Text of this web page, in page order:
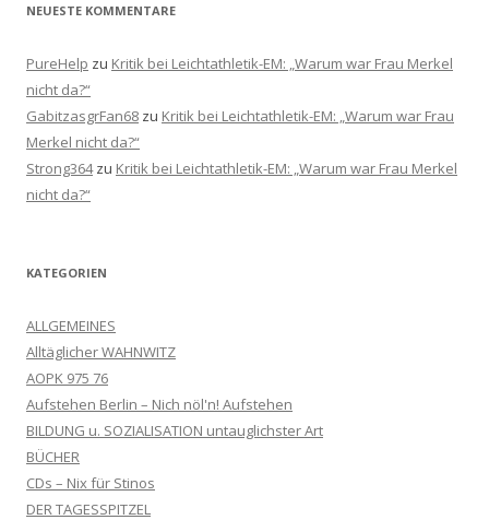
NEUESTE KOMMENTARE
PureHelp zu Kritik bei Leichtathletik-EM: „Warum war Frau Merkel
nicht da?“
GabitzasgrFan68 zu Kritik bei Leichtathletik-EM: „Warum war Frau
Merkel nicht da?“
Strong364zu Kritik bei Leichtathletik-EM: „Warum war Frau Merkel
nicht da?“
KATEGORIEN
ALLGEMEINES
Alltäglicher WAHNWITZ
AOPK 975 76
Aufstehen Berlin – Nich nöl'n! Aufstehen
BILDUNG u. SOZIALISATION untauglichster Art
BÜCHER
CDs – Nix für Stinos
DER TAGESSPITZEL